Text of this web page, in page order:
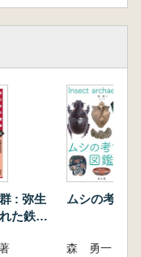
: 弥生
た鉄器
ムシの考古
森 勇一 著